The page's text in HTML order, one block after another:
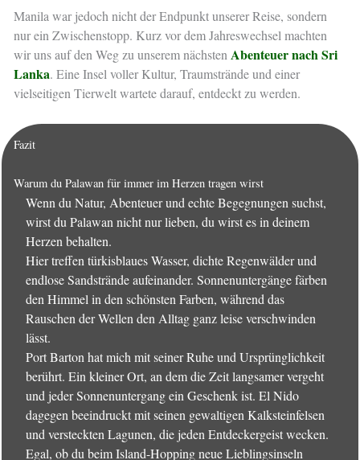
Manila war jedoch nicht der Endpunkt unserer Reise, sondern
nur ein Zwischenstopp. Kurz vor dem Jahreswechsel machten
wir uns auf den Weg zu unserem nächstenAbenteuer nach Sri
Lanka. Eine Insel voller Kultur, Traumstrände und einer
vielseitigen Tierwelt wartete darauf, entdeckt zu werden.
Fazit
Warum du Palawan für immer im Herzen tragen wirst
Wenn du Natur, Abenteuer und echte Begegnungen suchst,
wirst du Palawan nicht nur lieben, du wirst es in deinem
Herzen behalten.
Hier treffen türkisblaues Wasser, dichte Regenwälder und
endlose Sandstrände aufeinander. Sonnenuntergänge färben
den Himmel in den schönsten Farben, während das
Rauschen der Wellen den Alltag ganz leise verschwinden
lässt.
Port Barton hat mich mit seiner Ruhe und Ursprünglichkeit
berührt. Ein kleiner Ort, an dem die Zeit langsamer vergeht
und jeder Sonnenuntergang ein Geschenk ist. El Nido
dagegen beeindruckt mit seinen gewaltigen Kalksteinfelsen
und versteckten Lagunen, die jeden Entdeckergeist wecken.
Egal, ob du beim Island-Hopping neue Lieblingsinseln